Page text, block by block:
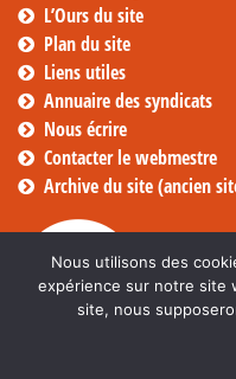
L’Ours du site
Plan du site
Liens utiles
Annuaire des syndicats
Nous écrire
Contacter le webmestre
Archive du site (ancien
Nous utilisons des
expérience sur notre site
site, nous